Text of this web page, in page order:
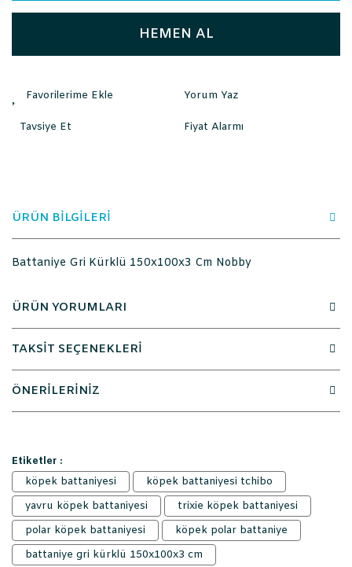
HEMEN AL
Yorum Yaz
Tavsiye Et Fiyat Alarmı
ÜRÜN BİLGİLERİ
Battaniye Gri Kürklü 150x100x3 Cm Nobby
ÜRÜN YORUMLARI
TAKSİT SEÇENEKLERİ
ÖNERİLERİNİZ
Etiketler :
köpek battaniyesi
köpek battaniyesi tchibo
yavru köpek battaniyesi
trixie köpek battaniyesi
polar köpek battaniyesi
köpek polar battaniye
battaniye gri kürklü 150x100x3 cm